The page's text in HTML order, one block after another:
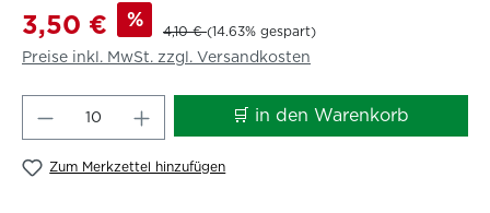
3,50 € %
4,10 €(14.63% gespart)
Preise inkl. MwSt. zzgl. Versandkosten
Produkt Anzahl: Gib den🛒 in den Warenkorb
Zum Merkzettel hinzufügen